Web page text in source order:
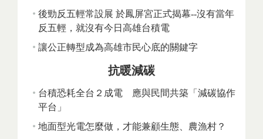
後勁反五輕常設展 於鳳屏宮正式揭幕--沒有當年
反五輕，就沒有今日高雄台積電
讓公正轉型成為高雄市民心底的關鍵字
抗暖減碳
台積恐耗全台２成電 應與民間共築「減碳協作
平台」
地面型光電怎麼做，才能兼顧生態、農漁村？